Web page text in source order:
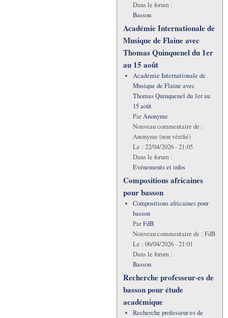
Dans le forum :
Basson
Académie Internationale de
Musique de Flaine avec
Thomas Quinquenel du 1er
au 15 août
Académie Internationale de
Musique de Flaine avec
Thomas Quinquenel du 1er au
15 août
ParAnonyme
Nouveau commentaire de :
Anonyme (non vérifié)
Le : 22/04/2026 - 21:05
Dans le forum :
Evénements et infos
Compositions africaines
pour basson
Compositions africaines pour
basson
ParFdB
Nouveau commentaire de : FdB
Le : 06/04/2026 - 21:01
Dans le forum :
Basson
Recherche professeur·es de
basson pour étude
académique
Recherche professeur·es de